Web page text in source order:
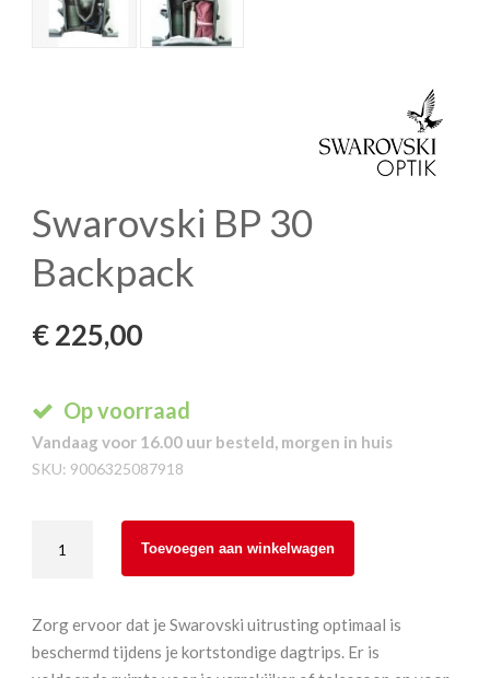
Swarovski BP 30
Backpack
€225,00
Op voorraad
Vandaag voor 16.00 uur besteld, morgen in huis
SKU: 9006325087918
Backpack
aantal
Toevoegen aan winkelwagen
Zorg ervoor dat je Swarovski uitrusting optimaal is
beschermd tijdens je kortstondige dagtrips. Er is